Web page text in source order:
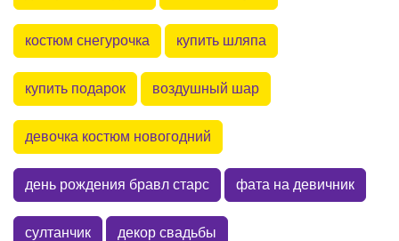
костюм снегурочка купить шляпа
купить подарок воздушный шар
девочка костюм новогодний
день рождения бравл старс фата на девичник
султанчик декор свадьбы